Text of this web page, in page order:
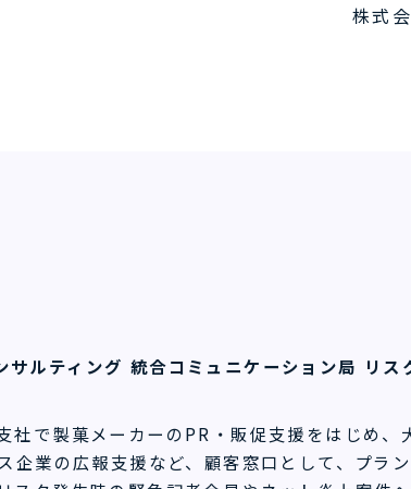
株式
サルティング 統合コミュニケーション局 リス
社で製菓メーカーのPR・販促支援をはじめ、
業の広報支援など、顧客窓口として、プラ